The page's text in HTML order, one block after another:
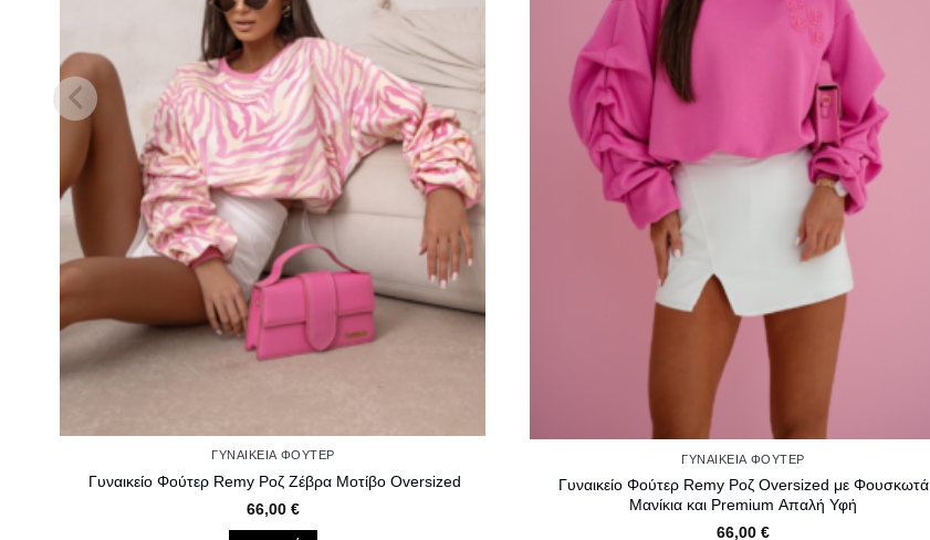
ΓΥΝΑΙΚΕΊΑ ΦΟΎΤΕΡ
Γυναικείο Φούτερ Remy Ροζ Ζέβρα Μοτίβο Oversized
66,00 €
ΓΥΝΑΙΚΕΊΑ ΦΟΎΤΕΡ
Γυναικείο Φούτερ Remy Ροζ Oversized με Φουσκωτά
Μανίκια και Premium Απαλή Υφή
66,00 €